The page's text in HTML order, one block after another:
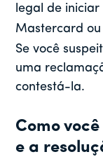
legal de
Mastercard ou
Se você
uma
contestá-la.
Como
e a